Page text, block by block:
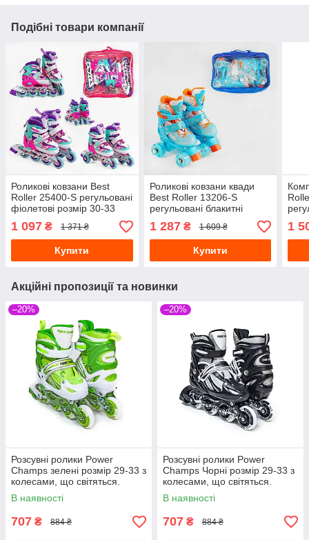
Подібні товари компанії
Роликові ковзани Best
Roller 25400-S регульовані
фіолетові розмір 30-33
1 097 ₴ 1 371 ₴
Купити
Роликові ковзани квади
Best Roller 13206-S
регульовані блакитні
розмір 31-34
1 287₴ 1 609 ₴
Купити
35-
1
Акційні пропозиції та новинки
–20%
Розсувні ролики Power
Champs зелені розмір 29-33 з
колесами, що світяться.
В наявності
707 ₴ 884 ₴
–20%
Розсувні ролики Power
Champs Чорні розмір 29-33 з
колесами, що світяться.
В наявності
707 ₴ 884 ₴